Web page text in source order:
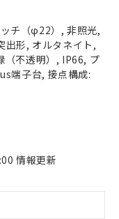
チ（φ22）, 非照光,
出形, オルタネイト,
（不透明）, IP66, プ
端子台, 接点構成:
情報更新